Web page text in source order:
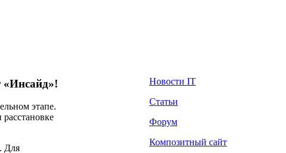
«Инсайд»!
этапе.
Для
Новости IT
Статьи
Форум
Композитный сайт